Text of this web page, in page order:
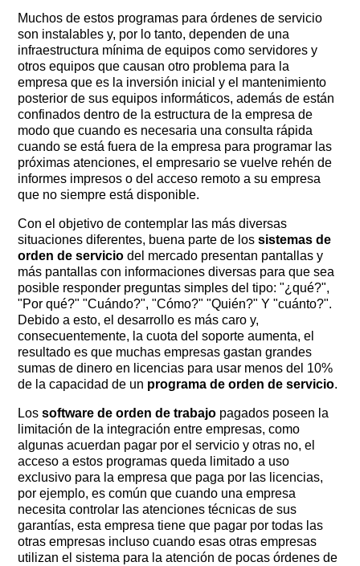
Muchos de estos programas para órdenes de servicio
son instalables y, por lo tanto, dependen de una
infraestructura mínima de equipos como servidores y
otros equipos que causan otro problema para la
empresa que es la inversión inicial y el mantenimiento
posterior de sus equipos informáticos, además de están
confinados dentro de la estructura de la empresa de
modo que cuando es necesaria una consulta rápida
cuando se está fuera de la empresa para programar las
próximas atenciones, el empresario se vuelve rehén de
informes impresos o del acceso remoto a su empresa
que no siempre está disponible.
Con el objetivo de contemplar las más diversas
situaciones diferentes, buena parte de lossistemas de
orden de servicio del mercado presentan pantallas y
más pantallas con informaciones diversas para que sea
posible responder preguntas simples del tipo: "¿qué?", ​​
"Por qué?" "Cuándo?", "Cómo?" "Quién?" Y "cuánto?".
Debido a esto, el desarrollo es más caro y,
consecuentemente, la cuota del soporte aumenta, el
resultado es que muchas empresas gastan grandes
sumas de dinero en licencias para usar menos del 10%
de la capacidad de un programa de orden de servicio.
Lossoftware de orden de trabajo pagados poseen la
limitación de la integración entre empresas, como
algunas acuerdan pagar por el servicio y otras no, el
acceso a estos programas queda limitado a uso
exclusivo para la empresa que paga por las licencias,
por ejemplo, es común que cuando una empresa
necesita controlar las atenciones técnicas de sus
garantías, esta empresa tiene que pagar por todas las
otras empresas incluso cuando esas otras empresas
utilizan el sistema para la atención de pocas órdenes de